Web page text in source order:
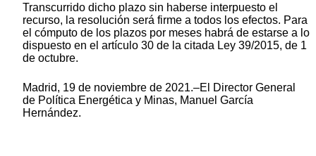
Transcurrido dicho plazo sin haberse interpuesto el
recurso, la resolución será firme a todos los efectos. Para
el cómputo de los plazos por meses habrá de estarse a lo
dispuesto en el artículo 30 de la citada Ley 39/2015, de 1
de octubre.
Madrid, 19 de noviembre de 2021.–El Director General
de Política Energética y Minas, Manuel García
Hernández.